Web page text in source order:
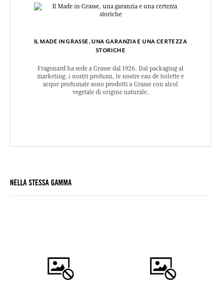
IL MADE IN GRASSE, UNA GARANZIA E UNA CERTEZZA
STORICHE
Fragonard ha sede a Grasse dal 1926. Dal packaging al
marketing, i nostri profumi, le nostre eau de toilette e
acque profumate sono prodotti a Grasse con alcol
vegetale di origine naturale.
NELLA STESSA GAMMA